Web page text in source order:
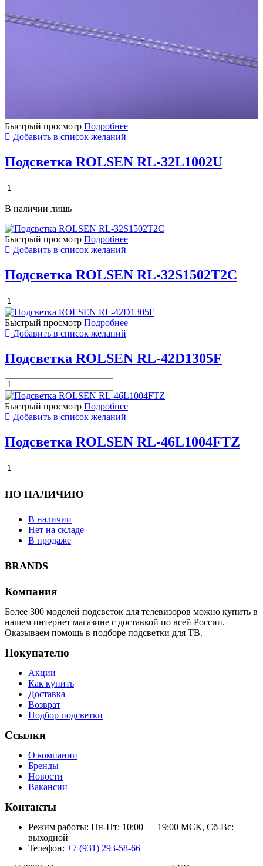
Быстрый просмотр Подробнее
Добавить в список желаний
Подсветка ROLSEN RL-32L1002U
Количество
товара
Подсветка
RL-
32L1002U
В наличии лишь
Быстрый просмотр Подробнее
Добавить в список желаний
Подсветка ROLSEN RL-32S1502T2C
Количество
товара
Подсветка
ROLSEN
RL-
32S1502T2C
Быстрый просмотр Подробнее
Добавить в список желаний
Подсветка ROLSEN RL-42D1305F
Количество
товара
Подсветка
ROLSEN
RL-
42D1305F
Быстрый просмотр Подробнее
Добавить в список желаний
Подсветка ROLSEN RL-46L1004FTZ
Количество
товара
ROLSEN
46L1004FTZ
ПО НАЛИЧИЮ
В наличии
Нет на складе
В продаже
BRANDS
Компания
Более 300 моделей подсветок для телевизоров можно купить в
нашем интернет магазине с доставкой по всей России.
Оказываем помощь в подборе подсветки для ТВ.
Покупателю
Акции
Как купить
Доставка
Возврат
Подбор подсветки
Ссылки
О компании
Бренды
Новости
Вакансии
Контакты
Режим работы: Пн-Пт: 10:00 — 19:00 МСК, Сб-Вс:
выходной
Телефон: +7 (931) 293-58-66